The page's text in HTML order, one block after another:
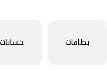
بطاقات حسابات